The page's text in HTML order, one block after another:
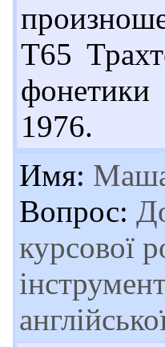
Т65
1976.
Имя:
Вопрос:
курсової